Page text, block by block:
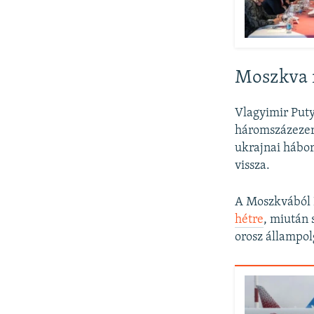
Moszkva
Vlagyimir
ukrajnai
vissza.
A
hétre, miután
orosz